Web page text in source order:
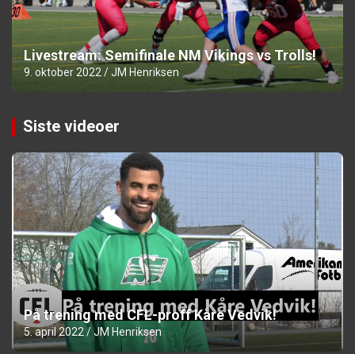
Livestream: Semifinale NM Vikings vs Trolls!
9. oktober 2022 JM Henriksen
Siste videoer
På trening med CFL-proff Kåre Vedvik!
5. april 2022 JM Henriksen